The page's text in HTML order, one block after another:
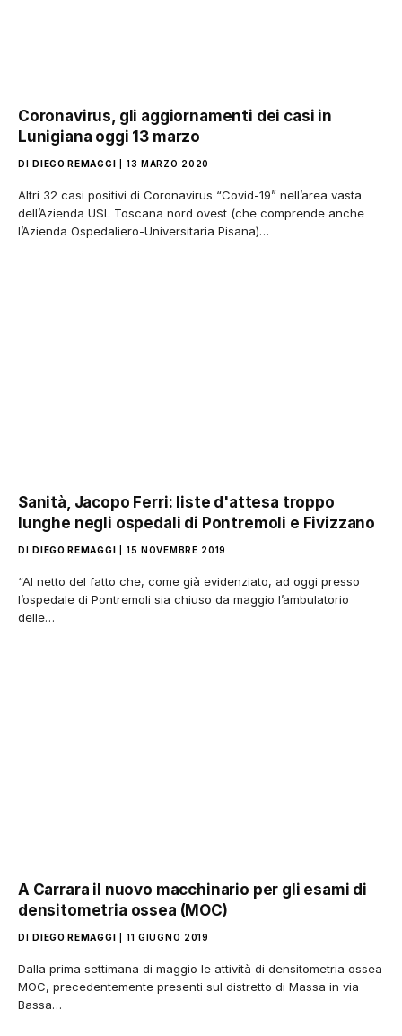
Coronavirus, gli aggiornamenti dei casi in
Lunigiana oggi 13 marzo
DI DIEGO REMAGGI 13 MARZO 2020
Altri 32 casi positivi di Coronavirus “Covid-19” nell’area vasta
dell’Azienda USL Toscana nord ovest (che comprende anche
l’Azienda Ospedaliero-Universitaria Pisana)…
Sanità, Jacopo Ferri: liste d'attesa troppo
lunghe negli ospedali di Pontremoli e Fivizzano
DI DIEGO REMAGGI 15 NOVEMBRE 2019
“Al netto del fatto che, come già evidenziato, ad oggi presso
l’ospedale di Pontremoli sia chiuso da maggio l’ambulatorio
delle…
A Carrara il nuovo macchinario per gli esami di
densitometria ossea (MOC)
DI DIEGO REMAGGI 11 GIUGNO 2019
Dalla prima settimana di maggio le attività di densitometria ossea
MOC, precedentemente presenti sul distretto di Massa in via
Bassa…